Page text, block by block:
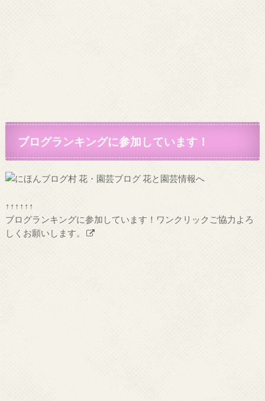
ブログランキングに参加しています！
↑↑↑↑↑↑
ブログランキングに参加しています！ワンクリックご協力よろ
しくお願いします。